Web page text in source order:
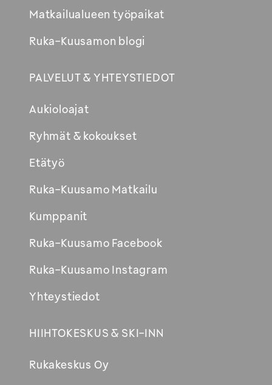
Matkailualueen työpaikat
Ruka-Kuusamon blogi
PALVELUT & YHTEYSTIEDOT
Aukioloajat
Ryhmät & kokoukset
Etätyö
Ruka-Kuusamo Matkailu
Kumppanit
Ruka-Kuusamo Facebook
Ruka-Kuusamo Instagram
Yhteystiedot
HIIHTOKESKUS & SKI-INN
Rukakeskus Oy